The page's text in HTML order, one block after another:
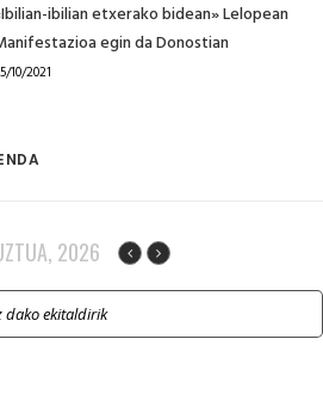
ibilian etxerako bidean» Lelopean
egin da Donostian
10/2021
2026
dako ekitaldirik